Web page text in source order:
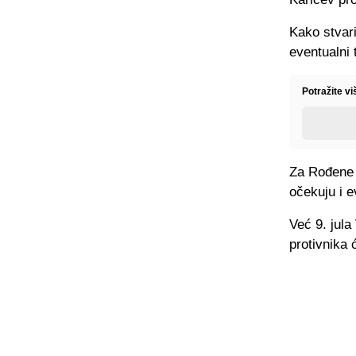
Kako
eventualni
Potražite
Za
očekuju i
Već 9. jula
protivnika